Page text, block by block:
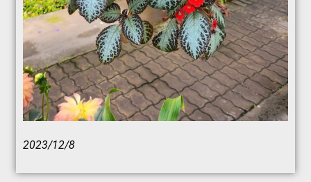
2023/12/8